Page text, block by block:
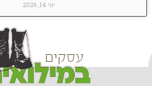
יוני 14, 2026